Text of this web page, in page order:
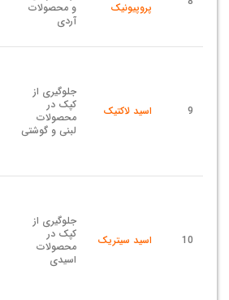
پروپیونیک
و محصولات
آردی
9 اسید لاکتیک
جلوگیری از
کپک در
محصولات
لبنی و گوشتی
10 اسید سیتریک
جلوگیری از
کپک در
محصولات
اسیدی